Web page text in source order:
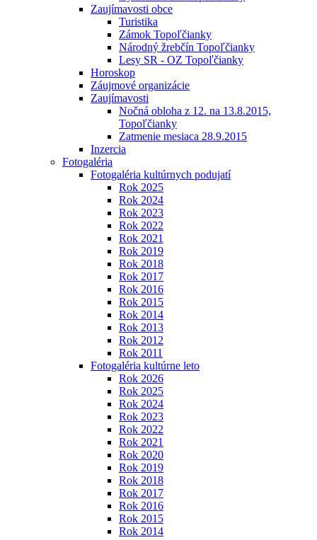
Zaujímavosti obce
Turistika
Zámok Topoľčianky
Národný žrebčín Topoľčianky
Lesy SR - OZ Topoľčianky
Horoskop
Záujmové organizácie
Zaujímavosti
Nočná obloha z 12. na 13.8.2015,
Topoľčianky
Zatmenie mesiaca 28.9.2015
Inzercia
Fotogaléria
Fotogaléria kultúrnych podujatí
Rok 2025
Rok 2024
Rok 2023
Rok 2022
Rok 2021
Rok 2019
Rok 2018
Rok 2017
Rok 2016
Rok 2015
Rok 2014
Rok 2013
Rok 2012
Rok 2011
Fotogaléria kultúrne leto
Rok 2026
Rok 2025
Rok 2024
Rok 2023
Rok 2022
Rok 2021
Rok 2020
Rok 2019
Rok 2018
Rok 2017
Rok 2016
Rok 2015
Rok 2014